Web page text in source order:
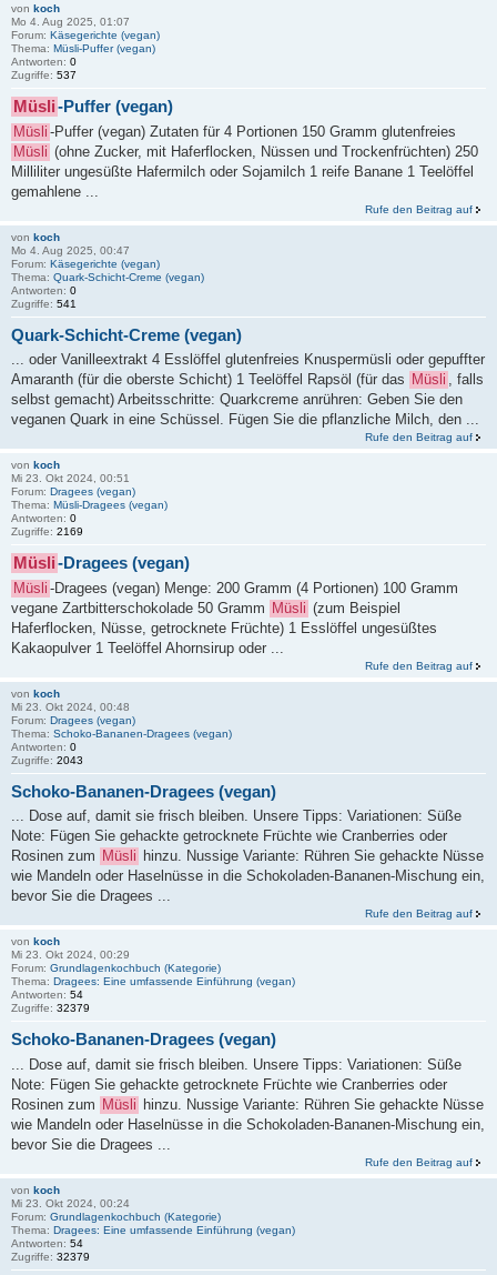
von koch
Mo 4. Aug 2025, 01:07
Forum: Käsegerichte (vegan)
Thema: Müsli-Puffer (vegan)
Antworten: 0
Zugriffe: 537
Müsli-Puffer (vegan)
Müsli -Puffer (vegan) Zutaten für 4 Portionen 150 Gramm glutenfreies
Müsli (ohne Zucker, mit Haferflocken, Nüssen und Trockenfrüchten) 250
Milliliter ungesüßte Hafermilch oder Sojamilch 1 reife Banane 1 Teelöffel
gemahlene ...
Rufe den Beitrag auf
von koch
Mo 4. Aug 2025, 00:47
Forum: Käsegerichte (vegan)
Thema: Quark-Schicht-Creme (vegan)
Antworten: 0
Zugriffe: 541
Quark-Schicht-Creme (vegan)
... oder Vanilleextrakt 4 Esslöffel glutenfreies Knuspermüsli oder gepuffter
Amaranth (für die oberste Schicht) 1 Teelöffel Rapsöl (für das Müsli , falls
selbst gemacht) Arbeitsschritte: Quarkcreme anrühren: Geben Sie den
veganen Quark in eine Schüssel. Fügen Sie die pflanzliche Milch, den ...
Rufe den Beitrag auf
von koch
Mi 23. Okt 2024, 00:51
Forum: Dragees (vegan)
Thema: Müsli-Dragees (vegan)
Antworten: 0
Zugriffe: 2169
Müsli-Dragees (vegan)
Müsli -Dragees (vegan) Menge: 200 Gramm (4 Portionen) 100 Gramm
vegane Zartbitterschokolade 50 Gramm Müsli (zum Beispiel
Haferflocken, Nüsse, getrocknete Früchte) 1 Esslöffel ungesüßtes
Kakaopulver 1 Teelöffel Ahornsirup oder ...
Rufe den Beitrag auf
von koch
Mi 23. Okt 2024, 00:48
Forum: Dragees (vegan)
Thema: Schoko-Bananen-Dragees (vegan)
Antworten: 0
Zugriffe: 2043
Schoko-Bananen-Dragees (vegan)
... Dose auf, damit sie frisch bleiben. Unsere Tipps: Variationen: Süße
Note: Fügen Sie gehackte getrocknete Früchte wie Cranberries oder
Rosinen zum Müsli hinzu. Nussige Variante: Rühren Sie gehackte Nüsse
wie Mandeln oder Haselnüsse in die Schokoladen-Bananen-Mischung ein,
bevor Sie die Dragees ...
Rufe den Beitrag auf
von koch
Mi 23. Okt 2024, 00:29
Forum: Grundlagenkochbuch (Kategorie)
Thema: Dragees: Eine umfassende Einführung (vegan)
Antworten: 54
Zugriffe: 32379
Schoko-Bananen-Dragees (vegan)
... Dose auf, damit sie frisch bleiben. Unsere Tipps: Variationen: Süße
Note: Fügen Sie gehackte getrocknete Früchte wie Cranberries oder
Rosinen zum Müsli hinzu. Nussige Variante: Rühren Sie gehackte Nüsse
wie Mandeln oder Haselnüsse in die Schokoladen-Bananen-Mischung ein,
bevor Sie die Dragees ...
Rufe den Beitrag auf
von koch
Mi 23. Okt 2024, 00:24
Forum: Grundlagenkochbuch (Kategorie)
Thema: Dragees: Eine umfassende Einführung (vegan)
Antworten: 54
Zugriffe: 32379